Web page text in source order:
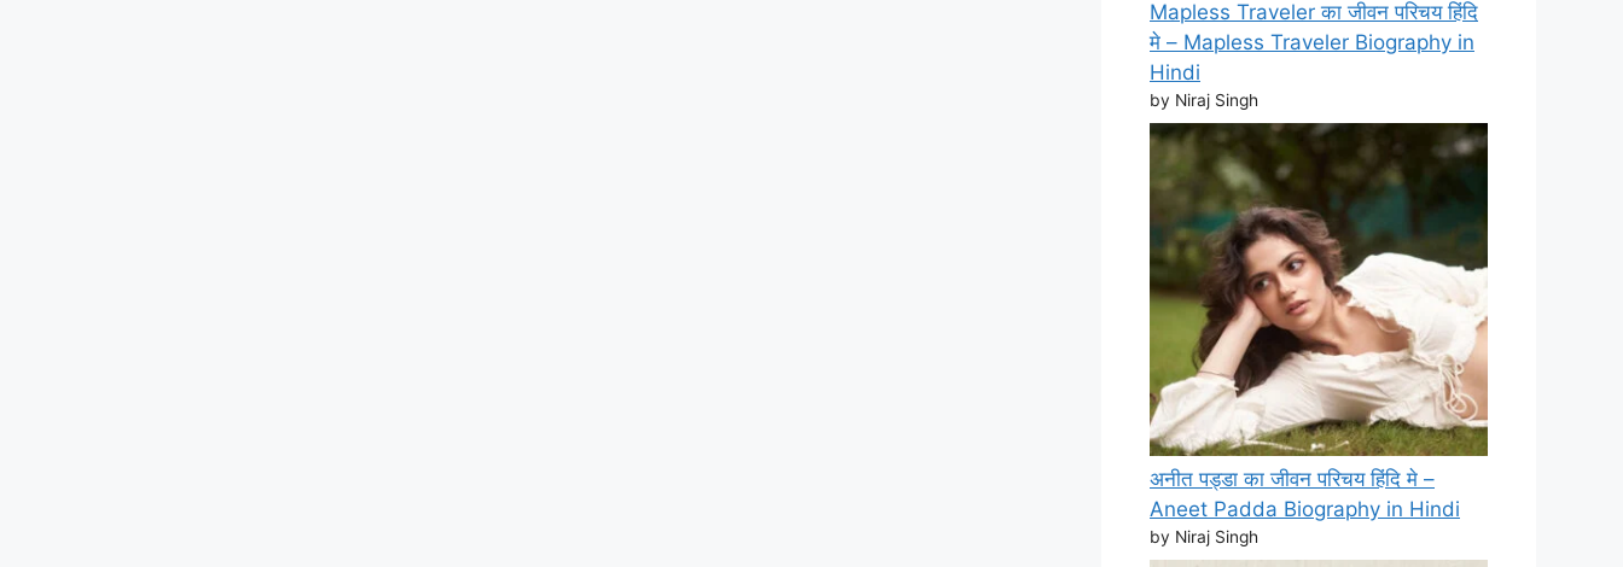
Mapless Traveler का जीवन परिचय हिंदि
मे – Mapless Traveler Biography in
Hindi
by Niraj Singh
अनीत पड्डा का जीवन परिचय हिंदि मे –
Aneet Padda Biography in Hindi
by Niraj Singh